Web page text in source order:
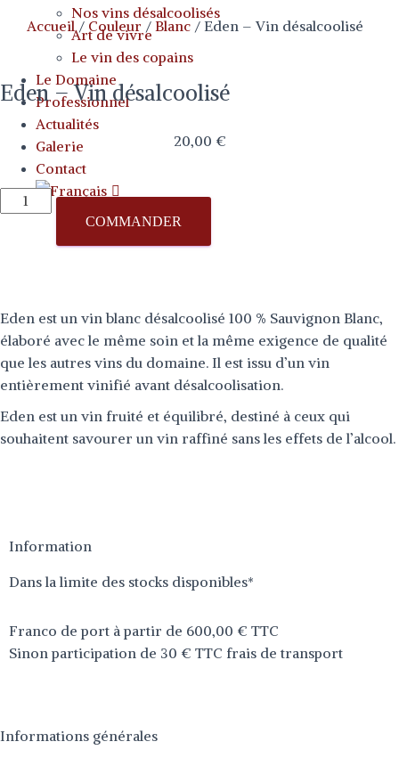
Nos vins désalcoolisés
Art de vivre
Le vin des copains
Le Domaine
Professionnel
Actualités
Galerie
Contact
Accueil/ Couleur / Blanc / Eden – Vin désalcoolisé
Eden – Vin désalcoolisé
20,00 €
COMMANDER
Eden est un vin blanc désalcoolisé 100 % Sauvignon Blanc,
élaboré avec le même soin et la même exigence de qualité
que les autres vins du domaine. Il est issu d’un vin
entièrement vinifié avant désalcoolisation.
Eden est un vin fruité et équilibré, destiné à ceux qui
souhaitent savourer un vin raffiné sans les effets de l’alcool.
Information
Dans la limite des stocks disponibles*
Franco de port à partir de 600,00 € TTC
Sinon participation de 30 € TTC frais de transport
Informations générales